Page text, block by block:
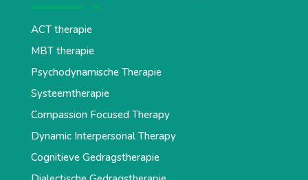
ACT therapie
MBT therapie
Psychodynamische Therapie
Systeemtherapie
Compassion Focused Therapy
Dynamic Interpersonal Therapy
Cognitieve Gedragstherapie